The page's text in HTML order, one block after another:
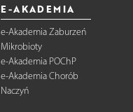
E-AKADEMIA
e-Akademia Zaburzeń
Mikrobioty
e-Akademia POChP
e-Akademia Chorób
Naczyń